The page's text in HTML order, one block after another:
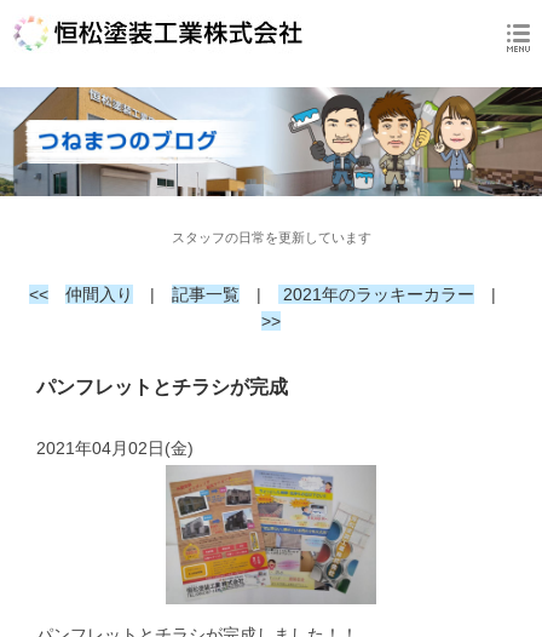
スタッフの日常を更新しています
<< 仲間入り | 記事一覧 | 2021年のラッキーカラー |
>>
パンフレットとチラシが完成
2021年04月02日(金)